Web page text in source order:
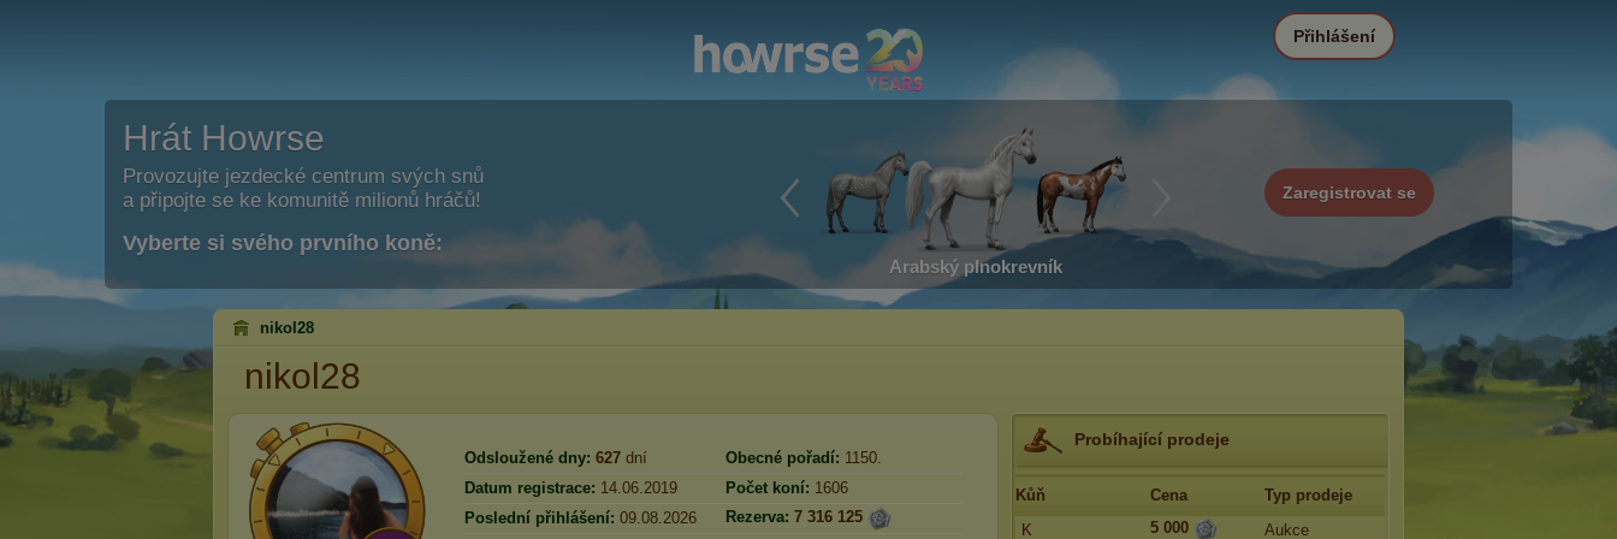
Hrát Howrse
Provozujte jezdecké centrum svých snů
a připojte se ke komunitě milionů hráčů!
Vyberte si svého prvního koně:
Arabský plnokrevník
Zaregistrovat se
Přihlášení
nikol28
nikol28
Odsloužené dny: 627 dní Obecné pořadí: 1150.
Datum registrace: 14.06.2019 Počet koní: 1606
Poslední přihlášení: 09.08.2026 Rezerva: 7 316 125
Probíhající prodeje
Kůň Cena
Typ prodeje
K
5 000
Aukce